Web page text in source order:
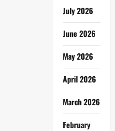
July 2026
June 2026
May 2026
April 2026
March 2026
February